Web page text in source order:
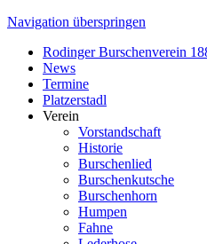
Navigation überspringen
Rodinger Burschenverein
News
Termine
Platzerstadl
Verein
Vorstandschaft
Historie
Burschenlied
Burschenkutsche
Burschenhorn
Humpen
Fahne